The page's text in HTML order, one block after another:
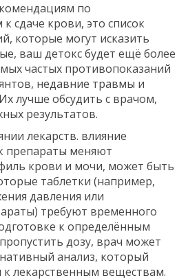
по
сдаче крови, это список
которые могут исказить
, ваш детокс будет ещё более
частых противопоказаний
недавние травмы и
лучше обсудить с врачом,
результатов.
лекарств. влияние
препараты меняют
крови и мочи, может быть
таблетки (например,
давления или
требуют временного
к определённым
дозу, врач может
анализ, который
к лекарственным веществам.